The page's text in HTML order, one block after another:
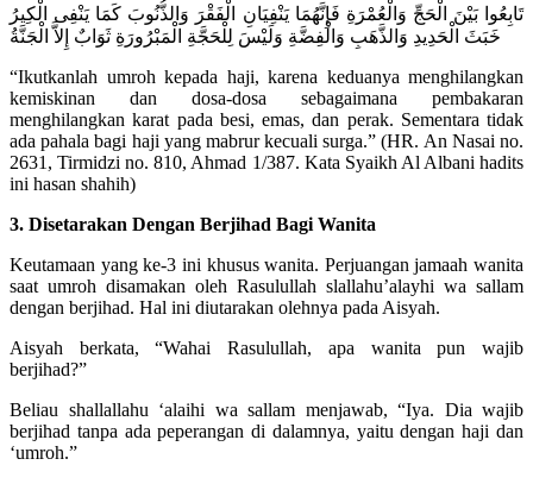
تَابِعُوا بَيْنَ الْحَجِّ وَالْعُمْرَةِ فَإِنَّهُمَا يَنْفِيَانِ الْفَقْرَ وَالذُّنُوبَ كَمَا يَنْفِى الْكِيرُ
خَبَثَ الْحَدِيدِ وَالذَّهَبِ وَالْفِضَّةِ وَلَيْسَ لِلْحَجَّةِ الْمَبْرُورَةِ ثَوَابٌ إِلاَّ الْجَنَّةُ
“Ikutkanlah umroh kepada haji, karena keduanya menghilangkan
kemiskinan dan dosa-dosa sebagaimana pembakaran
menghilangkan karat pada besi, emas, dan perak. Sementara tidak
ada pahala bagi haji yang mabrur kecuali surga.” (HR. An Nasai no.
2631, Tirmidzi no. 810, Ahmad 1/387. Kata Syaikh Al Albani hadits
ini hasan shahih)
3. Disetarakan Dengan Berjihad Bagi Wanita
Keutamaan yang ke-3 ini khusus wanita. Perjuangan jamaah wanita
saat umroh disamakan oleh Rasulullah slallahu’alayhi wa sallam
dengan berjihad. Hal ini diutarakan olehnya pada Aisyah.
Aisyah berkata, “Wahai Rasulullah, apa wanita pun wajib
berjihad?”
Beliau shallallahu ‘alaihi wa sallam menjawab, “Iya. Dia wajib
berjihad tanpa ada peperangan di dalamnya, yaitu dengan haji dan
‘umroh.”